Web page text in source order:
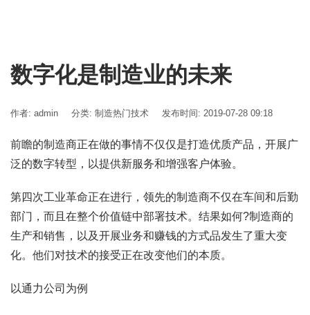
数字化是制造业的未来
作者: admin 分类: 制造热门技术 发布时间: 2019-07-28 09:18
前瞻的制造商正在做的事情不仅仅是打造优质产品，开展广
泛的数字转型，以提供新服务和增强客户体验。
第四次工业革命正在进行，领先的制造商不仅在车间和后勤
部门，而且在整个价值链中部署技术。结果如何?制造商的
生产和销售，以及开展业务和赚钱的方式品发生了重大变
化。他们对技术的接受正在改变他们的本质。
以通力公司为例